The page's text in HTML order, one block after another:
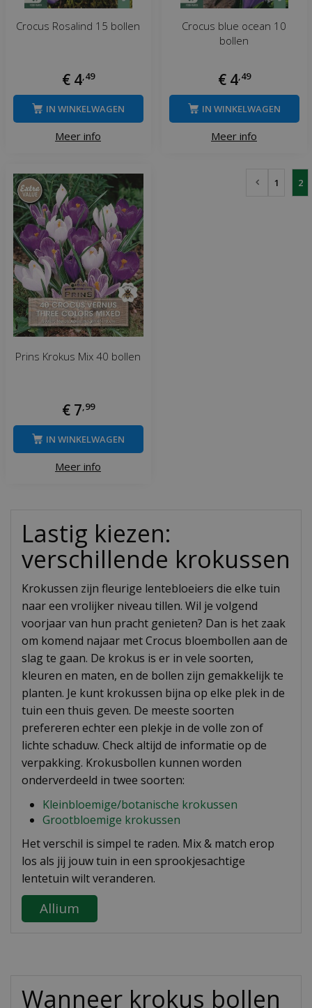
Crocus Rosalind 15 bollen
€ 4 49
Meer info
IN WINKELWAGEN
Crocus blue ocean 10
bollen
€ 4 49
Meer info
IN WINKELWAGEN
Prins Krokus Mix 40 bollen
€ 7 99
Meer info
IN WINKELWAGEN
1 2
Lastig kiezen:
verschillende krokussen
Krokussen zijn fleurige lentebloeiers die elke tuin
naar een vrolijker niveau tillen. Wil je volgend
voorjaar van hun pracht genieten? Dan is het zaak
om komend najaar met Crocus bloembollen aan de
slag te gaan. De krokus is er in vele soorten,
kleuren en maten, en de bollen zijn gemakkelijk te
planten. Je kunt krokussen bijna op elke plek in de
tuin een thuis geven. De meeste soorten
prefereren echter een plekje in de volle zon of
lichte schaduw. Check altijd de informatie op de
verpakking. Krokusbollen kunnen worden
onderverdeeld in twee soorten:
Kleinbloemige/botanische krokussen
Grootbloemige krokussen
Het verschil is simpel te raden. Mix & match erop
los als jij jouw tuin in een sprookjesachtige
lentetuin wilt veranderen.
Allium
Wanneer krokus bollen